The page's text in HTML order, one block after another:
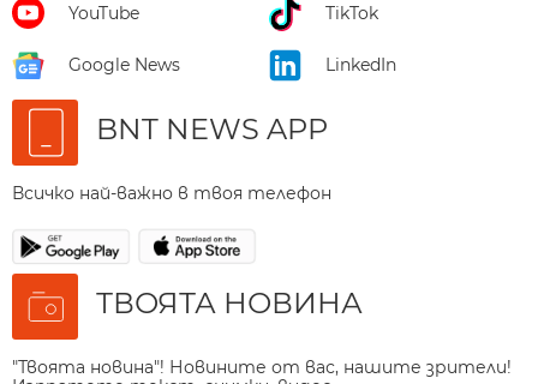
YouTube TikTok
Google News LinkedIn
BNT NEWS APP
Всичко най-важно в твоя телефон
ТВОЯТА НОВИНА
"Твоята новина"! Новините от вас, нашите зрители!